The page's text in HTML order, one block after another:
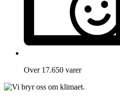
Over 17.650 varer